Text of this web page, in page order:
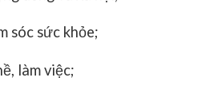
sóc sức khỏe;
làm việc;